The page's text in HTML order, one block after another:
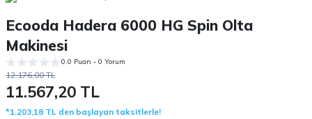
Ecooda Hadera 6000 HG Spin Olta
Makinesi
0.0 Puan - 0 Yorum
12.176,00 TL
11.567,20 TL
*1.203,18 TL den başlayan taksitlerle!